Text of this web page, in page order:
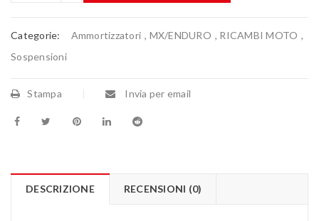
Categorie: Ammortizzatori , MX/ENDURO , RICAMBI MOTO ,
Sospensioni
Stampa Invia per email
DESCRIZIONE RECENSIONI (0)